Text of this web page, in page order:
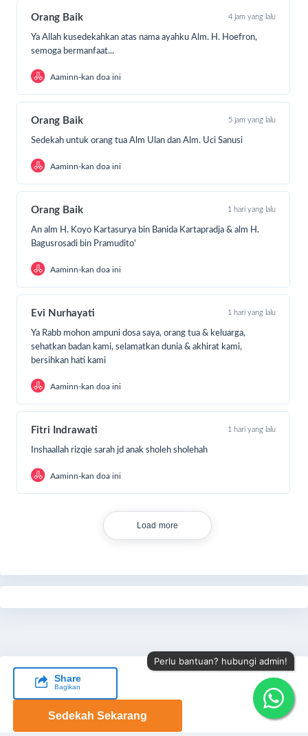
Orang Baik 4 jam yang lalu
Ya Allah kusedekahkan atas nama ayahku Alm. H. Hoefron,
semoga bermanfaat...
Aaminn-kan doa ini
Orang Baik 5 jam yang lalu
Sedekah untuk orang tua Alm Ulan dan Alm. Uci Sanusi
Aaminn-kan doa ini
Orang Baik 1 hari yang lalu
An alm H. Koyo Kartasurya bin Banida Kartapradja & alm H.
Bagusrosadi bin Pramudito'
Aaminn-kan doa ini
Evi Nurhayati 1 hari yang lalu
Ya Rabb mohon ampuni dosa saya, orang tua & keluarga,
sehatkan badan kami, selamatkan dunia & akhirat kami,
bersihkan hati kami
Aaminn-kan doa ini
Fitri Indrawati 1 hari yang lalu
Inshaallah rizqie sarah jd anak sholeh sholehah
Aaminn-kan doa ini
Load more
Share
Bagikan
Sedekah Sekarang
Perlu bantuan? hubungi admin!